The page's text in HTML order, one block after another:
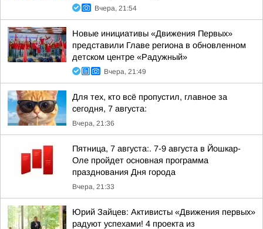
Вчера, 21:54
Новые инициативы «Движения Первых»
представили Главе региона в обновленном
детском центре «Радужный»
Вчера, 21:49
Для тех, кто всё пропустил, главное за
сегодня, 7 августа:
Вчера, 21:36
Пятница, 7 августа:. 7-9 августа в Йошкар-
Оле пройдет основная программа
празднования Дня города
Вчера, 21:33
Юрий Зайцев: Активисты «Движения первых»
радуют успехами! 4 проекта из